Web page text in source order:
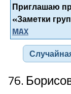
Приглашаю
«Заметки
MAX
76.